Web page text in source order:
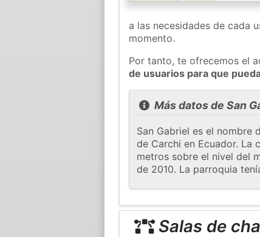
a las necesidades de cada
momento.
Por tanto, te ofrecemos el
de usuarios para que
Más datos de San
San Gabriel es el nombre
de Carchi en Ecuador. La
metros sobre el nivel del
de 2010. La parroquia
Salas de